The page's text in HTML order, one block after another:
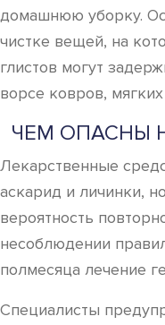
домашнюю уборку.
чистке вещей, на
глистов могут
ворсе ковров,
ЧЕМ ОПАСНЫ
Лекарственные
аскарид и личинки,
вероятность
несоблюдении
полмесяца лечение
Специалисты